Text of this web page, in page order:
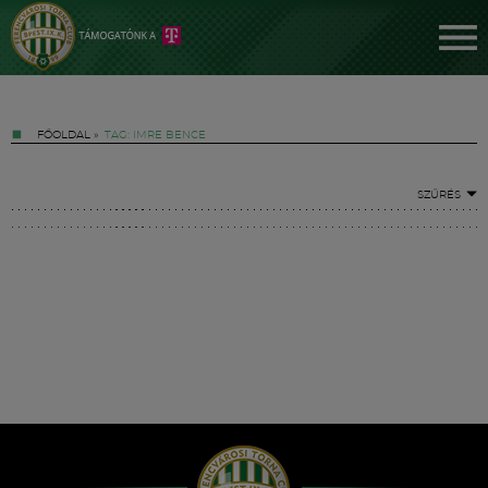
FŐOLDAL » TAG: IMRE BENCE
SZŰRÉS
Hírek